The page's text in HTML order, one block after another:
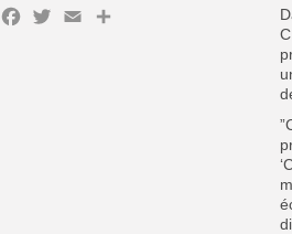
Facebook
Twitter
EmailPartager